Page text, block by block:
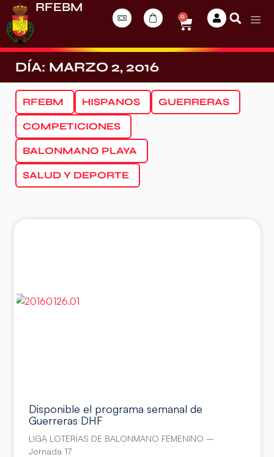
RFEBM
0
DÍA: MARZO 2, 2016
RFEBM HISPANOS GUERRERAS
COMPETICIONES
BALONMANO PLAYA
SALUD Y DEPORTE
Disponible el programa semanal de
Guerreras DHF
LIGA LOTERÍAS DE BALONMANO FEMENINO –
Jornada 17